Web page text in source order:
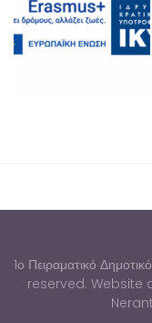
1ο Πειραματικό
reserved.